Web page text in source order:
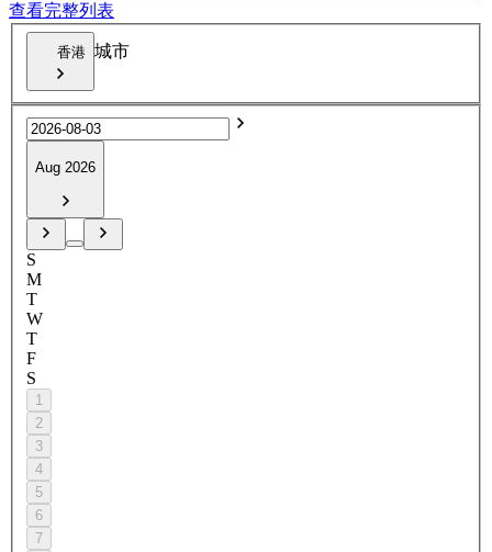
查看完整列表
香港 城市
Aug 2026
S
M
T
W
T
F
S
1
2
3
4
5
6
7